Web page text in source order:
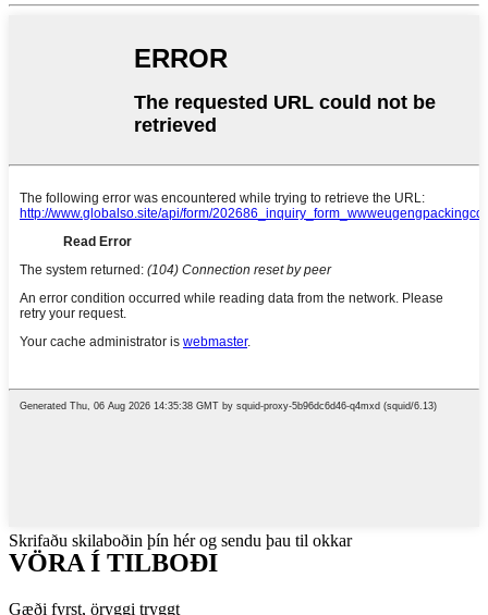
Skrifaðu skilaboðin þín hér og sendu þau til okkar
VÖRA Í TILBOÐI
Gæði fyrst, öryggi tryggt